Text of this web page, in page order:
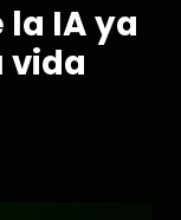
la IA ya
vida